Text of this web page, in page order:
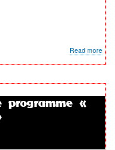
Read more
«
»
programme «